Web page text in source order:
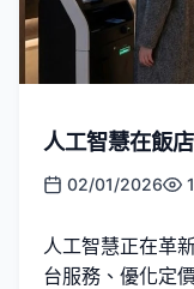
人工智慧在飯
02/01/2026 1
人工智慧正在革
台服務、優化定